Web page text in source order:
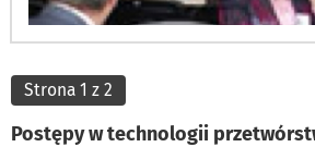
Strona 1 z 2
Postępy w technologii